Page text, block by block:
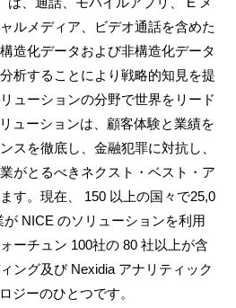
ルメディア、ビデオ通話を含めた
造化データおよび非構造化データ
析することにより戦略的知見を提
ューションの分野で世界をリード
ューションは、顧客体験と業績を
スを徹底し、金融犯罪に対抗し、
がとるべきネクスト・ベスト・ア
す。現在、 150 以上の国々で25,0
NICE のソリューションを利用
ーチュン 100社の 80 社以上が含
ング及び Nexidia アナリティック
ジーのひとつです。